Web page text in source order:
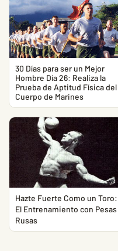
30 Días para ser un Mejor
Hombre Día 26: Realiza la
Prueba de Aptitud Física del
Cuerpo de Marines
Hazte Fuerte Como un Toro:
El Entrenamiento con Pesas
Rusas